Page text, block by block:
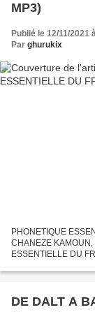
MP3)
Publié le 12/11/2021
Par ghurukix
PHONETIQUE
CHANEZE
ESSENTIELLE DU
Pdf, ePub,...
DE DALT A